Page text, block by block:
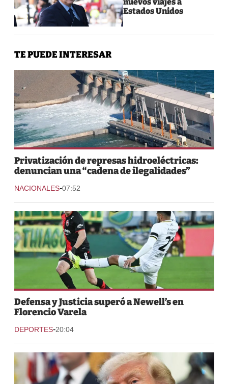
Estados Unidos
TE PUEDE INTERESAR
Privatización de represas hidroeléctricas:
denuncian una “cadena de ilegalidades”
NACIONALES-07:52
Defensa y Justicia superó a Newell’s en
Florencio Varela
DEPORTES-20:04